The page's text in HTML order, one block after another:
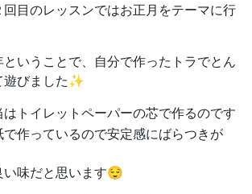
目のレッスンではお正月をテーマに行
いうことで、自分で作ったトラでとん
遊びました✨
はトイレットペーパーの芯で作るのです
作っているので安定感にばらつきが
い味だと思います😌